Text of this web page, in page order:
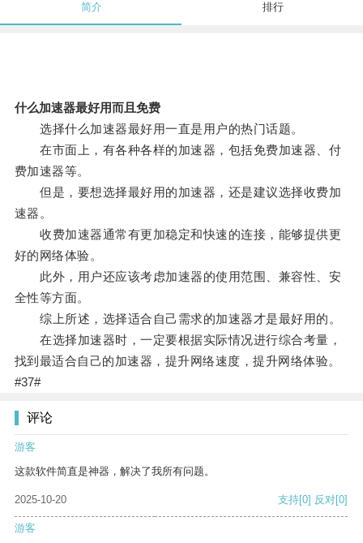
简介 排行
什么加速器最好用而且免费
选择什么加速器最好用一直是用户的热门话题。
在市面上，有各种各样的加速器，包括免费加速器、付
费加速器等。
但是，要想选择最好用的加速器，还是建议选择收费加
速器。
收费加速器通常有更加稳定和快速的连接，能够提供更
好的网络体验。
此外，用户还应该考虑加速器的使用范围、兼容性、安
全性等方面。
综上所述，选择适合自己需求的加速器才是最好用的。
在选择加速器时，一定要根据实际情况进行综合考量，
找到最适合自己的加速器，提升网络速度，提升网络体验。
#37#
评论
游客
这款软件简直是神器，解决了我所有问题。
2025-10-20 支持[0] 反对[0]
游客